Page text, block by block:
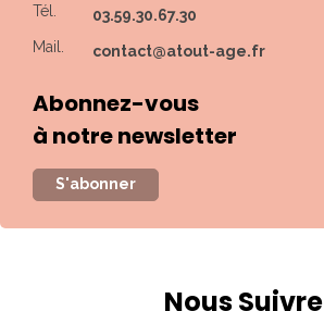
Tél.
03.59.30.67.30
Mail.
contact@atout-age.fr
Abonnez-vous
à notre newsletter
S'abonner
Nous Suivre